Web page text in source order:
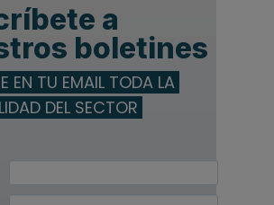
a
boletines
EN TU EMAIL TODA LA
DEL SECTOR